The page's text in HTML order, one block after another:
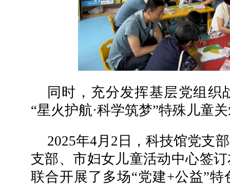
同时，充分发挥基层党组织
“星火护航·科学筑梦”特殊儿童
2025年4月2日，科技馆党支
支部、市妇女儿童活动中心签
联合开展了多场“党建+公益”